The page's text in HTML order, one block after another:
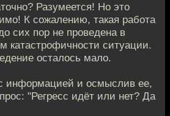
Разумеется! Но это
К сожалению, такая работа
сих пор не проведена в
катастрофичности ситуации.
осталось мало.
информацией и осмыслив ее,
"Регресс идёт или нет? Да